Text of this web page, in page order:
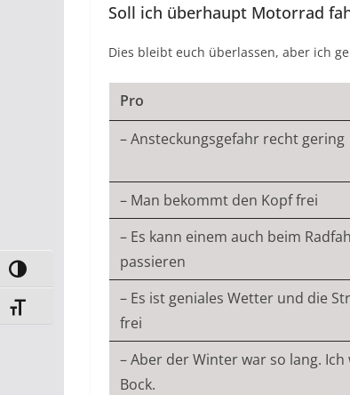
Umschalten auf hohe Kontraste
Schrift vergrößern
Soll ich überhaupt Motorrad
Dies bleibt euch überlassen, aber ich
Pro
– Ansteckungsgefahr recht gering
– Man bekommt den Kopf frei
– Es kann einem auch beim
passieren
– Es ist geniales Wetter und die
frei
– Aber der Winter war so lang. Ich
Bock.